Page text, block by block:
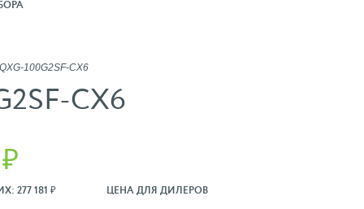
100G2SF-CX6
CX6
277 181 ₽ ЦЕНА ДЛЯ ДИЛЕРОВ